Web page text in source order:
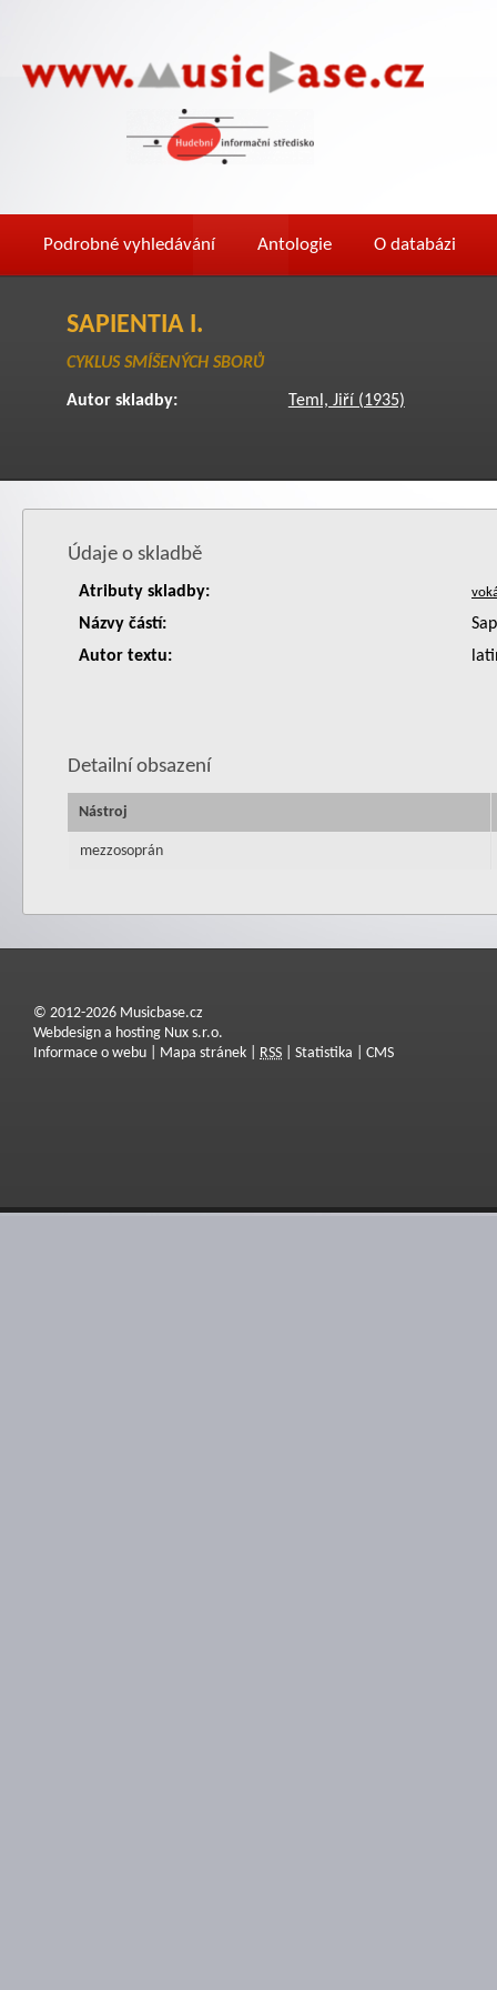
Podrobné vyhledávání Antologie O databázi
SAPIENTIA I.
CYKLUS SMÍŠENÝCH SBORŮ
Autor skladby: Teml, Jiří (1935)
Údaje o skladbě
Atributy skladby:
Názvy částí:
Autor textu:
Detailní obsazení
Nástroj
mezzosoprán
© 2012-2026 Musicbase.cz
Webdesign a hosting Nux s.r.o.
Informace o webu
Mapa stránek RSS Statistika CMS